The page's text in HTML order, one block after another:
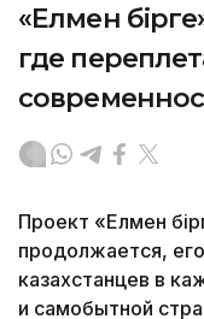
«Елмен
где
Проект «Елмен
продолжается,
казахстанцев в
и самобытной